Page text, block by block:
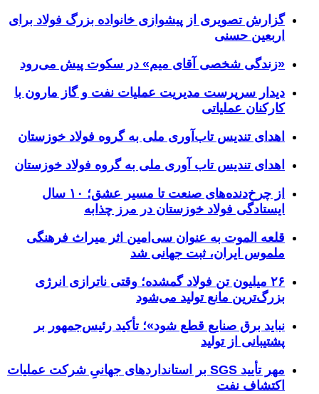
گزارش تصویری از پیشوازی خانواده بزرگ فولاد برای
اربعین حسنی
«زندگی شخصی آقای میم» در سکوت پیش می‌رود
دیدار سرپرست مدیریت عملیات نفت و گاز مارون با
کارکنان عملیاتی
اهدای تندیس تاب‌آوری ملی به گروه فولاد خوزستان
اهدای تندیس تاب آوری ملی به گروه فولاد خوزستان
از چرخ‌دنده‌های صنعت تا مسیر عشق؛ ۱۰ سال
ایستادگی فولاد خوزستان در مرز چذابه
قلعه الموت به عنوان سی‌امین اثر میراث‌ فرهنگی
ملموس ایران، ثبت جهانی شد
۲۶ میلیون تن فولاد گمشده؛ وقتی ناترازی انرژی
بزرگ‌ترین مانع تولید می‌شود
نباید برق صنایع قطع شود»؛ تأکید رئیس‌جمهور بر
پشتیبانی از تولید
مهر تأیید SGS بر استانداردهای جهانیِ شرکت عملیات
اکتشاف نفت